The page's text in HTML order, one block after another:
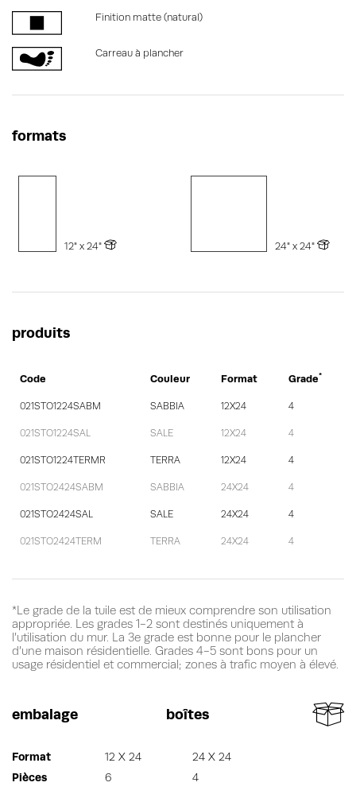
Finition matte (natural)
Carreau à plancher
formats
12" x 24" 24" x 24"
produits
Code Couleur Format Grade*
021STO1224SABM SABBIA 12X24 4
021STO1224SAL SALE 12X24 4
021STO1224TERMR TERRA 12X24 4
021STO2424SABM SABBIA 24X24 4
021STO2424SAL SALE 24X24 4
021STO2424TERM TERRA 24X24 4
*Le grade de la tuile est de mieux comprendre son utilisation
appropriée. Les grades 1-2 sont destinés uniquement à
l’utilisation du mur. La 3e grade est bonne pour le plancher
d’une maison résidentielle. Grades 4-5 sont bons pour un
usage résidentiel et commercial; zones à trafic moyen à élevé.
embalage boîtes
Format
Pièces
12 X 24
6
24 X 24
4